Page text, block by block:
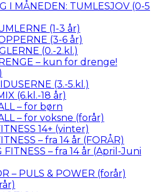
I MÅNEDEN: TUMLESJOV (0-5
(1-3 år)
(3-6 år)
(0.-2.kl.)
– kun for drenge!
(3.-5.kl.)
(6.kl.-18 år)
– for børn
– for voksne (forår)
14+ (vinter)
– fra 14 år (FORÅR)
FITNESS – fra 14 år (April-Juni
– PULS & POWER (forår)